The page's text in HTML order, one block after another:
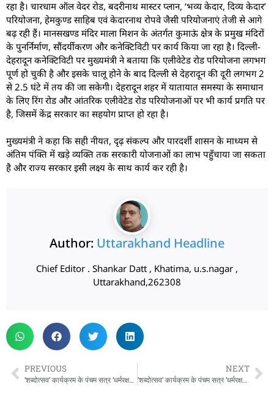
रहा है। चारधाम ऑल वेदर रोड, बदरीनाथ मास्टर प्लान, ‘भव्य केदार, दिव्य केदार’
परियोजना, हेमकुण्ड साहिब एवं केदारनाथ रोपवे जैसी परियोजनाएं तेजी से आगे
बढ़ रही हैं। मानसखण्ड मंदिर माला मिशन के अंतर्गत कुमाऊं क्षेत्र के प्रमुख मंदिरों
के पुनर्निर्माण, सौंदर्यीकरण और कनेक्टिविटी पर कार्य किया जा रहा है। दिल्ली-
देहरादून कनेक्टिविटी पर मुख्यमंत्री ने बताया कि एलीवेटेड रोड परियोजना लगभग
पूर्ण हो चुकी है और इसके चालू होने के बाद दिल्ली से देहरादून की दूरी लगभग 2
से 2.5 घंटे में तय की जा सकेगी। देहरादून शहर में यातायात समस्या के समाधान
के लिए रिंग रोड और आंतरिक एलीवेटेड रोड परियोजनाओं पर भी कार्य प्रगति पर
है, जिसमें केंद्र सरकार का सहयोग प्राप्त हो रहा है।
मुख्यमंत्री ने कहा कि सही नीयत, दृढ़ संकल्प और पारदर्शी शासन के माध्यम से
अंतिम पंक्ति में खड़े व्यक्ति तक सरकारी योजनाओं का लाभ पहुँचाया जा सकता
है और राज्य सरकार इसी लक्ष्य के साथ कार्य कर रही है।
Author: Uttarakhand Headline
Chief Editor . Shankar Datt , Khatima, u.s.nagar ,
Uttarakhand,262308
PREVIOUS
‘शब्दोत्सव’ कार्यक्रम के पंचम सत्र ‘धर्मरक्षक धामी’ में पहुंचे मुख्यमंत्री पुष्कर सिंह धामी
NEXT
‘शब्दोत्सव’ कार्यक्रम के पंचम सत्र ‘धर्मरक्षक धामी’ में पहुंचे मुख्यमंत्री पुष्कर सिंह धामी